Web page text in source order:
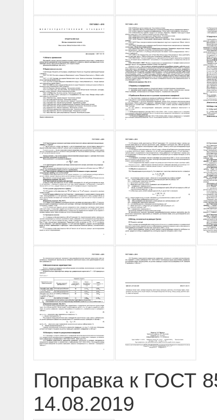
Поправка к ГОСТ
14.08.2019